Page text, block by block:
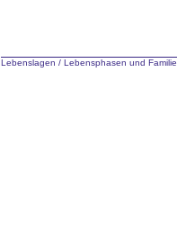
Lebenslagen / Lebensphasen und Familie